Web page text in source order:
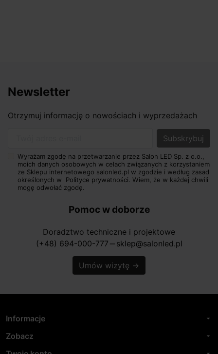
Newsletter
Otrzymuj informację o nowościach i wyprzedażach
Wyrażam zgodę na przetwarzanie przez Salon LED Sp. z o.o.,
moich danych osobowych w celach związanych z korzystaniem
ze Sklepu internetowego salonled.pl w zgodzie i według zasad
określonych w Polityce prywatności. Wiem, że w każdej chwili
mogę odwołać zgodę.
Pomoc w doborze
Doradztwo techniczne i projektowe
(+48) 694-000-777 horizontal_rule sklep@salonled.pl
Umów wizytę →
Informacje arrow_drop_down
Zobacz arrow_drop_down